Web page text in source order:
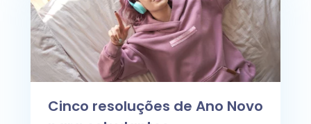
Cinco resoluções de Ano Novo